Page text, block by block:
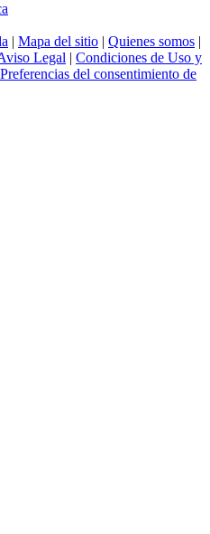
| Mapa del sitio | Quienes somos |
Legal | Condiciones de Uso y
Preferencias del consentimiento de